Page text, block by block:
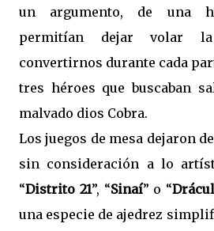
un argumento, de una
permitían dejar volar
convertirnos durante cada
tres héroes que buscaban
malvado dios Cobra.
Los juegos de mesa dejaron
sin consideración a lo
“Distrito 21”, “Sinaí” o “
una especie de ajedrez